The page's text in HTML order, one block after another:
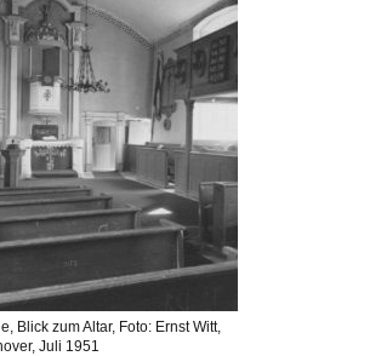
Blick zum Altar, Foto: Ernst Witt,
Juli 1951